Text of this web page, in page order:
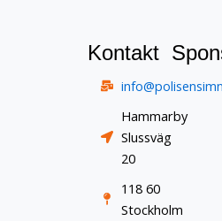
Kontakt
Hammarby
Slussväg
20
118 60
Stockholm